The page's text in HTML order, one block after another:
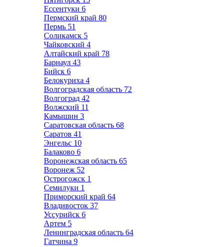
Ессентуки 6
Пермский край 80
Пермь 51
Соликамск 5
Чайковский 4
Алтайский край 78
Барнаул 43
Бийск 6
Белокуриха 4
Волгоградская область 72
Волгоград 42
Волжский 11
Камышин 3
Саратовская область 68
Саратов 41
Энгельс 10
Балаково 6
Воронежская область 65
Воронеж 52
Острогожск 1
Семилуки 1
Приморский край 64
Владивосток 37
Уссурийск 6
Артем 5
Ленинградская область 64
Гатчина 9